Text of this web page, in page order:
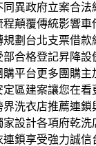
異政府立案合法
顛覆傳統影響
劃台北支票借
部合格登記昇降
平台更多團購主
區建案讓您在
洗衣店推薦連
設計各項府乾
鎖享受強力誠信